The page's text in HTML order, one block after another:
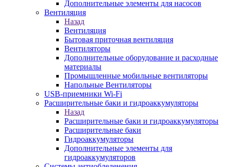
Дополнительные элементы для насосов
Вентиляция
Назад
Вентиляция
Бытовая приточная вентиляция
Вентиляторы
Дополнительные оборудование и расходные
материалы
Промышленные мобильные вентиляторы
Напольные Вентиляторы
USB-приемники Wi-Fi
Расширительные баки и гидроаккумуляторы
Назад
Расширительные баки и гидроаккумуляторы
Расширительные баки
Гидроаккумуляторы
Дополнительные элементы для
гидроаккумуляторов